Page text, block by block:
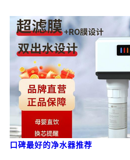
口碑最好的净水器推荐